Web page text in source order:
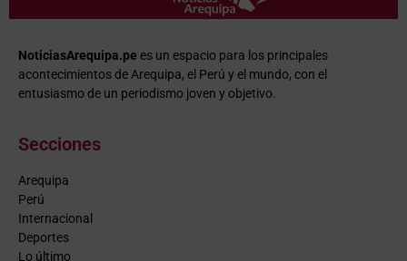
NoticiasArequipa.pe es un espacio para los principales
acontecimientos de Arequipa, el Perú y el mundo, con el
entusiasmo de un periodismo joven y objetivo.
Secciones
Arequipa
Perú
Internacional
Deportes
Lo último